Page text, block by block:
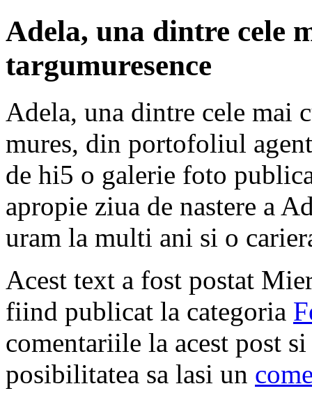
Adela, una dintre cele
targumuresence
Adela, una dintre cele mai
mures, din portofoliul
de hi5 o galerie foto
apropie ziua de nastere a
uram la multi ani si o
Acest text a fost postat
fiind publicat la categoria
comentariile la acest post
posibilitatea sa lasi un